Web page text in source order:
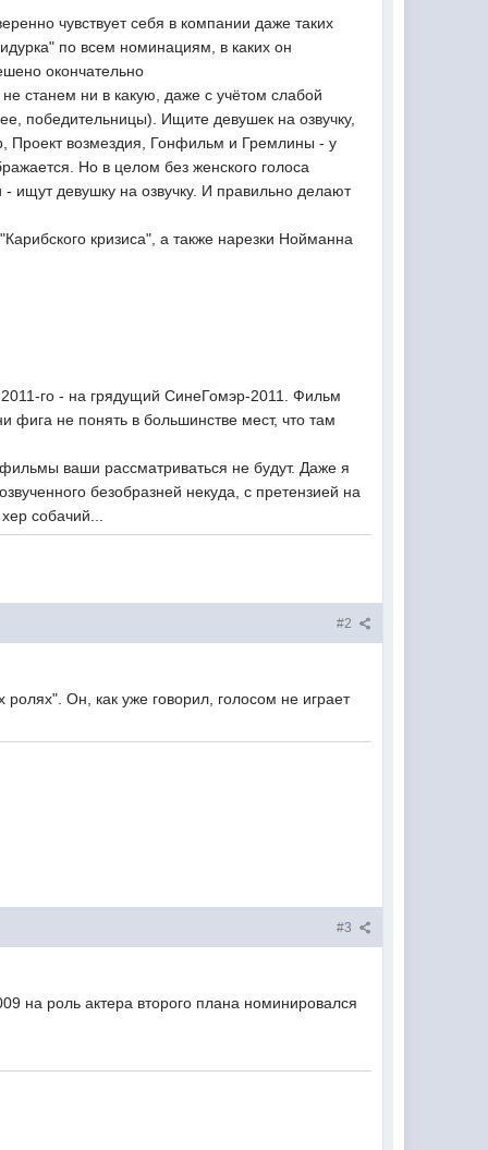
чувствует себя в компании даже таких
по всем номинациям, в каких он
окончательно
станем ни в какую, даже с учётом слабой
победительницы). Ищите девушек на озвучку,
Проект возмездия, Гонфильм и Гремлины - у
Но в целом без женского голоса
ищут девушку на озвучку. И правильно делают
кризиса", а также нарезки Нойманна
го - на грядущий СинеГомэр-2011. Фильм
фига не понять в большинстве мест, что там
ваши рассматриваться не будут. Даже я
безобразней некуда, с претензией на
собачий...
#2
Он, как уже говорил, голосом не играет
#3
на роль актера второго плана номинировался